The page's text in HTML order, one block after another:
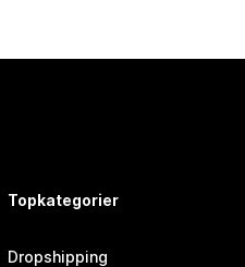
Topkategorier
Dropshipping